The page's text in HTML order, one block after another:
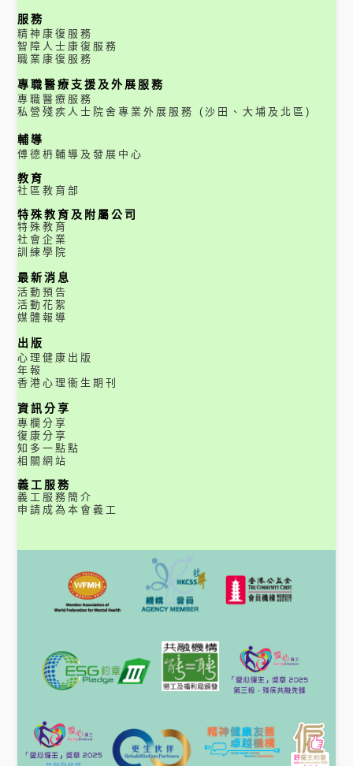
服務
精神康復服務
智障人士康復服務
職業康復服務
專職醫療支援及外展服務
專職醫療服務
私營殘疾人士院舍專業外展服務 (沙田、大埔及北區)
輔導
傅德枬輔導及發展中心
教育
社區教育部
特殊教育及附屬公司
特殊教育
社會企業
訓練學院
最新消息
活動預告
活動花絮
媒體報導
出版
心理健康出版
年報
香港心理衞生期刊
資訊分享
專欄分享
復康分享
知多一點點
相關網站
義工服務
義工服務簡介
申請成為本會義工